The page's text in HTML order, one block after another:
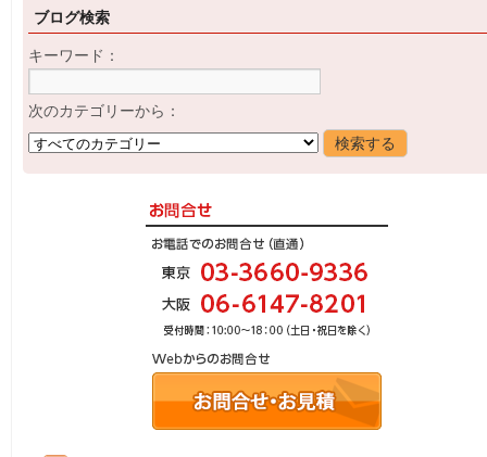
ブログ検索
キーワード：
次のカテゴリーから：